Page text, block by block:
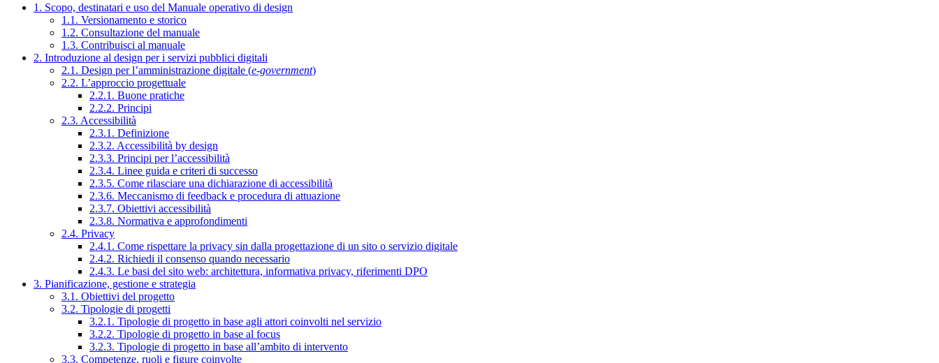
1. Scopo, destinatari e uso del Manuale operativo di design
1.1. Versionamento e storico
1.2. Consultazione del manuale
1.3. Contribuisci al manuale
2. Introduzione al design per i servizi pubblici digitali
2.1. Design per l’amministrazione digitale (e-government)
2.2. L’approccio progettuale
2.2.1. Buone pratiche
2.2.2. Principi
2.3. Accessibilità
2.3.1. Definizione
2.3.2. Accessibilità by design
2.3.3. Principi per l’accessibilità
2.3.4. Linee guida e criteri di successo
2.3.5. Come rilasciare una dichiarazione di accessibilità
2.3.6. Meccanismo di feedback e procedura di attuazione
2.3.7. Obiettivi accessibilità
2.3.8. Normativa e approfondimenti
2.4. Privacy
2.4.1. Come rispettare la privacy sin dalla progettazione di un sito o servizio digitale
2.4.2. Richiedi il consenso quando necessario
2.4.3. Le basi del sito web: architettura, informativa privacy, riferimenti DPO
3. Pianificazione, gestione e strategia
3.1. Obiettivi del progetto
3.2. Tipologie di progetti
3.2.1. Tipologie di progetto in base agli attori coinvolti nel servizio
3.2.2. Tipologie di progetto in base al focus
3.2.3. Tipologie di progetto in base all’ambito di intervento
3.3. Competenze, ruoli e figure coinvolte